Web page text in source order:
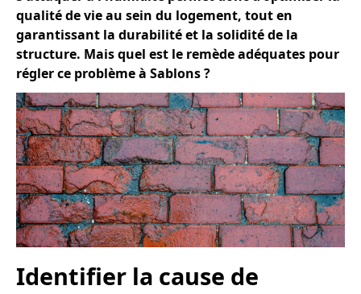
qualité de vie au sein du logement, tout en
garantissant la durabilité et la solidité de la
structure. Mais quel est le remède adéquates pour
régler ce problème à Sablons ?
Identifier la cause de